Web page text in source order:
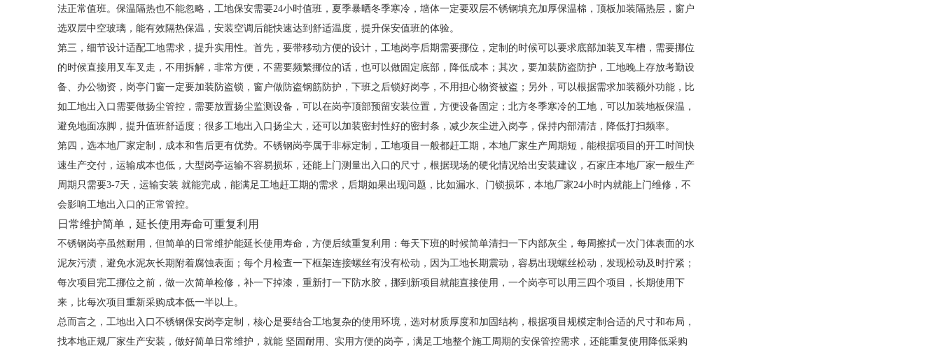
法正常值班。保温隔热也不能忽略，工地保安需要24小时值班，夏季暴晒冬季寒冷，墙体一定要双层不锈钢填充加厚保温棉，顶板加装隔热层，窗户
选双层中空玻璃，能有效隔热保温，安装空调后能快速达到舒适温度，提升保安值班的体验。
第三，细节设计适配工地需求，提升实用性。首先，要带移动方便的设计，工地岗亭后期需要挪位，定制的时候可以要求底部加装叉车槽，需要挪位
的时候直接用叉车叉走，不用拆解，非常方便，不需要频繁挪位的话，也可以做固定底部，降低成本；其次，要加装防盗防护，工地晚上存放考勤设
备、办公物资，岗亭门窗一定要加装防盗锁，窗户做防盗钢筋防护，下班之后锁好岗亭，不用担心物资被盗；另外，可以根据需求加装额外功能，比
如工地出入口需要做扬尘管控，需要放置扬尘监测设备，可以在岗亭顶部预留安装位置，方便设备固定；北方冬季寒冷的工地，可以加装地板保温，
避免地面冻脚，提升值班舒适度；很多工地出入口扬尘大，还可以加装密封性好的密封条，减少灰尘进入岗亭，保持内部清洁，降低打扫频率。
第四，选本地厂家定制，成本和售后更有优势。不锈钢岗亭属于非标定制，工地项目一般都赶工期，本地厂家生产周期短，能根据项目的开工时间快
速生产交付，运输成本也低，大型岗亭运输不容易损坏，还能上门测量出入口的尺寸，根据现场的硬化情况给出安装建议，石家庄本地厂家一般生产
周期只需要3-7天，运输安装 就能完成，能满足工地赶工期的需求，后期如果出现问题，比如漏水、门锁损坏，本地厂家24小时内就能上门维修，不
会影响工地出入口的正常管控。
日常维护简单，延长使用寿命可重复利用
不锈钢岗亭虽然耐用，但简单的日常维护能延长使用寿命，方便后续重复利用：每天下班的时候简单清扫一下内部灰尘，每周擦拭一次门体表面的水
泥灰污渍，避免水泥灰长期附着腐蚀表面；每个月检查一下框架连接螺丝有没有松动，因为工地长期震动，容易出现螺丝松动，发现松动及时拧紧；
每次项目完工挪位之前，做一次简单检修，补一下掉漆，重新打一下防水胶，挪到新项目就能直接使用，一个岗亭可以用三四个项目，长期使用下
来，比每次项目重新采购成本低一半以上。
总而言之，工地出入口不锈钢保安岗亭定制，核心是要结合工地复杂的使用环境，选对材质厚度和加固结构，根据项目规模定制合适的尺寸和布局，
找本地正规厂家生产安装，做好简单日常维护，就能 坚固耐用、实用方便的岗亭，满足工地整个施工周期的安保管控需求，还能重复使用降低采购